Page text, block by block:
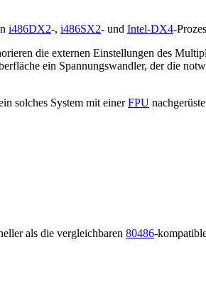
i486DX2-, i486SX2- und Intel-DX4-
die externen Einstellungen des
ein Spannungswandler, der die
solches System mit einerFPU
als die vergleichbaren 80486-